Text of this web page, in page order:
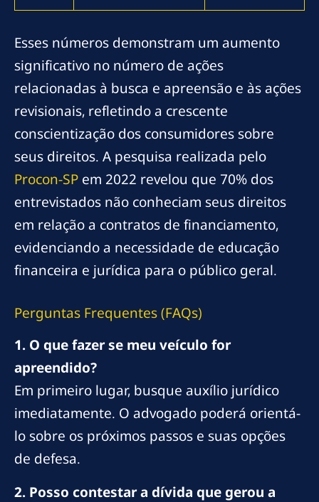
Esses números demonstram um aumento
significativo no número de ações
relacionadas à busca e apreensão e às ações
revisionais, refletindo a crescente
conscientização dos consumidores sobre
seus direitos. A pesquisa realizada pelo
Procon-SP em 2022 revelou que 70% dos
entrevistados não conheciam seus direitos
em relação a contratos de financiamento,
evidenciando a necessidade de educação
financeira e jurídica para o público geral.
Perguntas Frequentes (FAQs)
1. O que fazer se meu veículo for
apreendido?
Em primeiro lugar, busque auxílio jurídico
imediatamente. O advogado poderá orientá-
lo sobre os próximos passos e suas opções
de defesa.
2. Posso contestar a dívida que gerou a